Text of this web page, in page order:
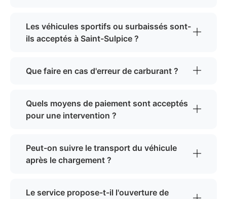
Les véhicules sportifs ou surbaissés sont-
ils acceptés à Saint-Sulpice ?
Que faire en cas d'erreur de carburant ?
Quels moyens de paiement sont acceptés
pour une intervention ?
Peut-on suivre le transport du véhicule
après le chargement ?
Le service propose-t-il l'ouverture de